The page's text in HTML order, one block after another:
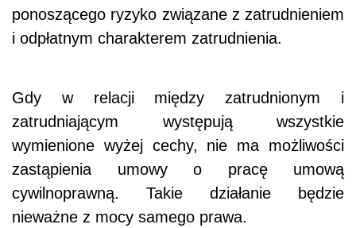
ponoszącego ryzyko związane z zatrudnieniem
i odpłatnym charakterem zatrudnienia.
Gdy w relacji między zatrudnionym i
zatrudniającym występują wszystkie
wymienione wyżej cechy, nie ma możliwości
zastąpienia umowy o pracę umową
cywilnoprawną. Takie działanie będzie
nieważne z mocy samego prawa.